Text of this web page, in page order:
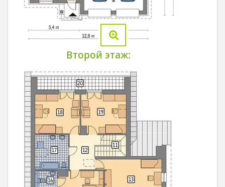
Второй этаж: